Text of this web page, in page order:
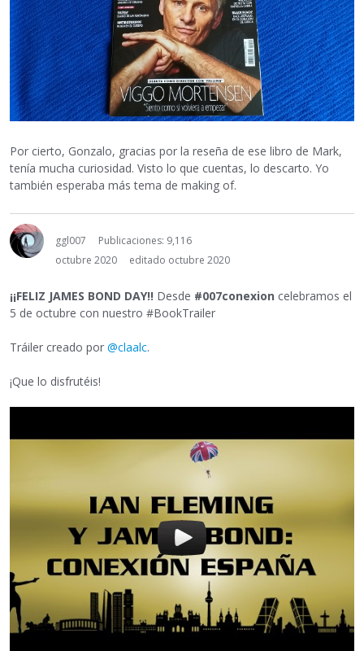
Por cierto, Gonzalo, gracias por la reseña de ese libro de Mark,
tenía mucha curiosidad. Visto lo que cuentas, lo descarto. Yo
también esperaba más tema de making of.
ggl007
Publicaciones: 9,116
octubre 2020
editado octubre 2020
¡¡FELIZ JAMES BOND DAY!! Desde #007conexion celebramos el
5 de octubre con nuestro #BookTrailer
Tráiler creado por @claalc.
¡Que lo disfrutéis!